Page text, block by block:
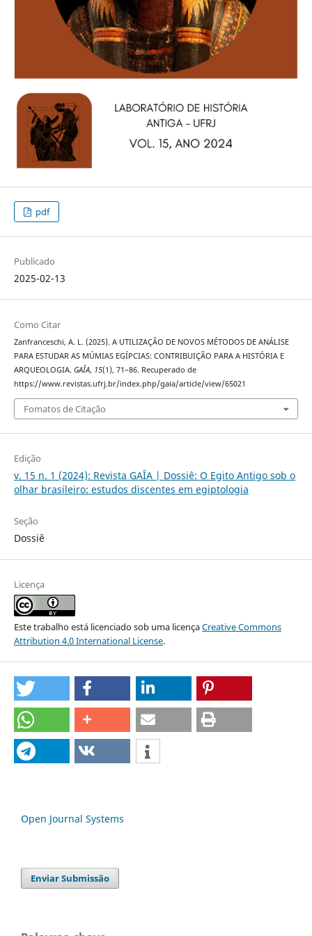
pdf
Publicado
2025-02-13
Como Citar
Zanfranceschi, A. L. (2025). A UTILIZAÇÃO DE NOVOS MÉTODOS DE ANÁLISE
PARA ESTUDAR AS MÚMIAS EGÍPCIAS: CONTRIBUIÇÃO PARA A HISTÓRIA E
ARQUEOLOGIA. GAÎA, 15(1), 71–86. Recuperado de
https://www.revistas.ufrj.br/index.php/gaia/article/view/65021
Fomatos de Citação
Edição
v. 15 n. 1 (2024): Revista GAÎA | Dossiê: O Egito Antigo sob o
olhar brasileiro: estudos discentes em egiptologia
Seção
Dossiê
Licença
Este trabalho está licenciado sob uma licençaCreative Commons
Attribution 4.0 International License.
Open Journal Systems
Enviar Submissão